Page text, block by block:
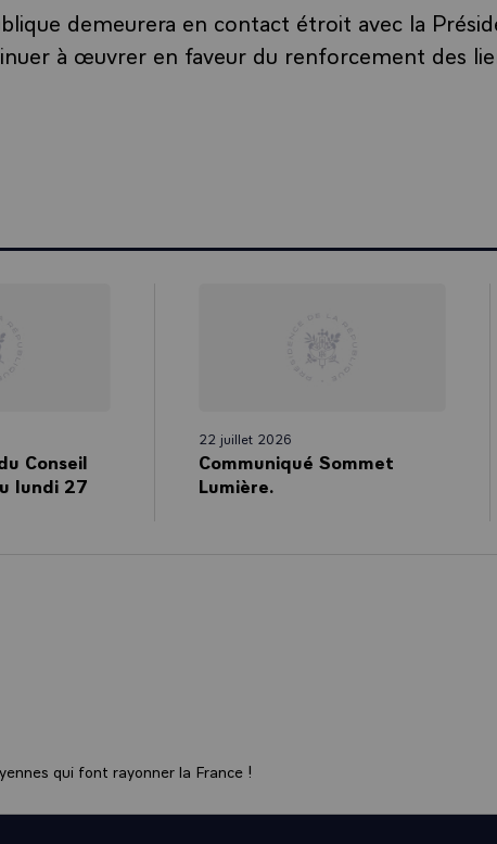
demeurera en contact étroit avec la
à œuvrer en faveur du renforcement des
Conseil
lundi 27
22 juillet 2026
Communiqué Sommet
Lumière.
qui font rayonner la France !